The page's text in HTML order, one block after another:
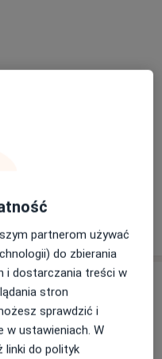
+
Umów wizytę
partnerom używać
do zbierania
i dostarczania treści w
stron
sprawdzić i
w ustawieniach. W
linki do polityk